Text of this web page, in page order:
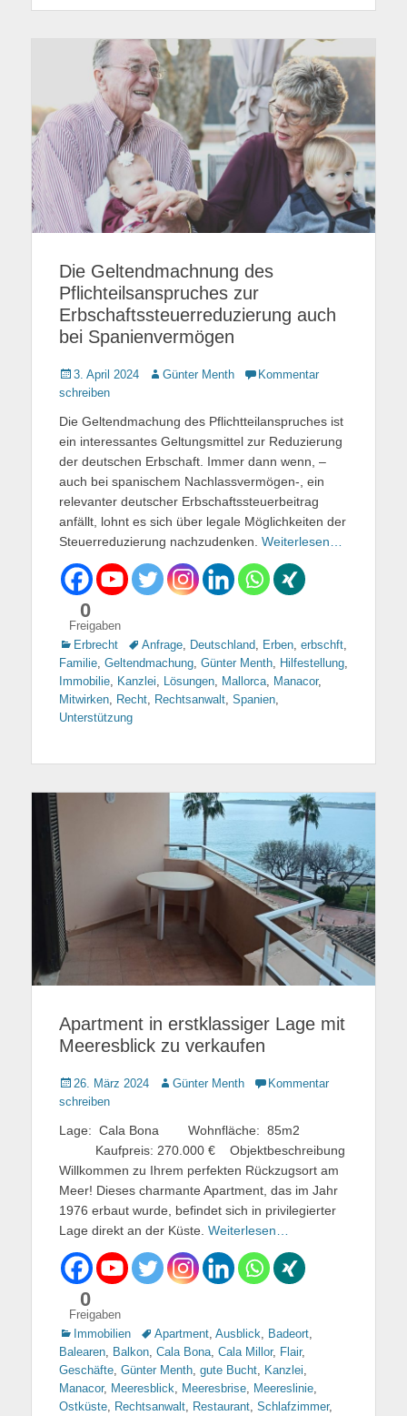
Die Geltendmachnung des
Pflichteilsanspruches zur
Erbschaftssteuerreduzierung auch
bei Spanienvermögen
Gepostet
am
3. April 2024 AutorGünter Menth
Kommentar
schreiben
Die Geltendmachung des Pflichtteilanspruches ist
ein interessantes Geltungsmittel zur Reduzierung
der deutschen Erbschaft. Immer dann wenn, –
auch bei spanischem Nachlassvermögen-, ein
relevanter deutscher Erbschaftssteuerbeitrag
anfällt, lohnt es sich über legale Möglichkeiten der
Steuerreduzierung nachzudenken. Weiterlesen…
0
Freigaben
Kategorien
Erbrecht TagsAnfrage Deutschland Erben erbschft
Familie Geltendmachung Günter Menth Hilfestellung
Immobilie Kanzlei Lösungen Mallorca Manacor,
Mitwirken Recht Rechtsanwalt Spanien
Unterstützung
Apartment in erstklassiger Lage mit
Meeresblick zu verkaufen
Gepostet
am
26. März 2024 AutorGünter Menth
Kommentar
schreiben
Lage: Cala Bona Wohnfläche: 85m2
Kaufpreis: 270.000 € Objektbeschreibung
Willkommen zu Ihrem perfekten Rückzugsort am
Meer! Dieses charmante Apartment, das im Jahr
1976 erbaut wurde, befindet sich in privilegierter
Lage direkt an der Küste. Weiterlesen…
0
Freigaben
Kategorien
Immobilien TagsApartment, Ausblick, Badeort,
Balearen, Balkon, Cala Bona, Cala Millor, Flair,
Geschäfte, Günter Menth, gute Bucht, Kanzlei,
Manacor, Meeresblick, Meeresbrise, Meereslinie,
Ostküste, Rechtsanwalt, Restaurant, Schlafzimmer,